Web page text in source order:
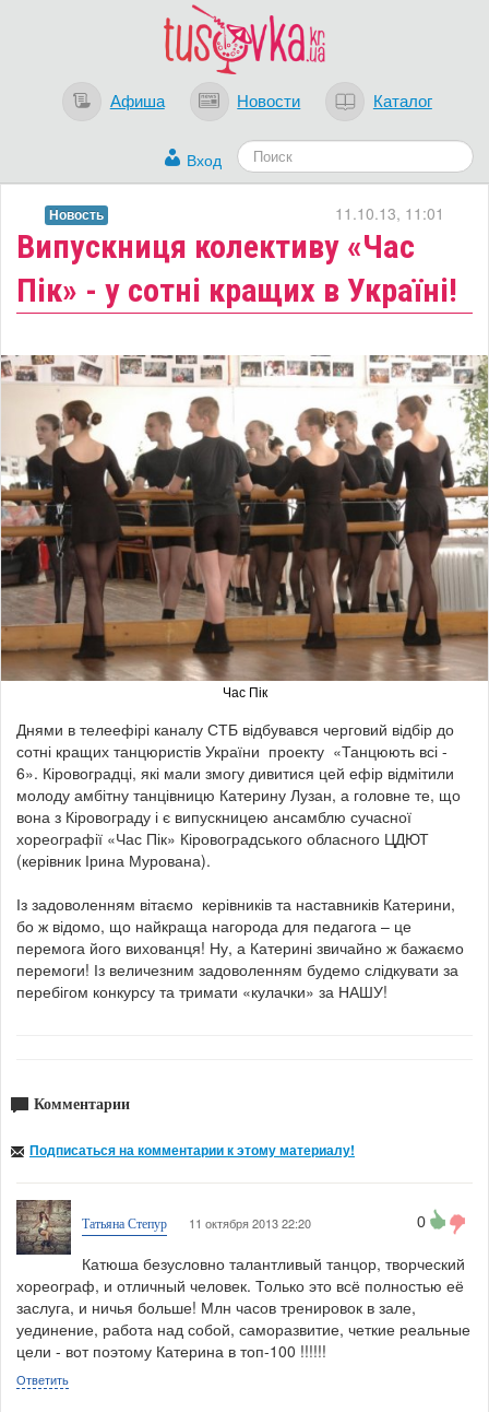
Афиша Новости Каталог
Вход
Випускниця колективу «Час
Пік» - у сотні кращих в Україні!
11.10.13, 11:01
Новость
Час Пік
Днями в телеефірі каналу СТБ відбувався черговий відбір до
сотні кращих танцюристів України проекту «Танцюють всі -
6». Кіровоградці, які мали змогу дивитися цей ефір відмітили
молоду амбітну танцівницю Катерину Лузан, а головне те, що
вона з Кіровограду і є випускницею ансамблю сучасної
хореографії «Час Пік» Кіровоградського обласного ЦДЮТ
(керівник Ірина Мурована).
Із задоволенням вітаємо керівників та наставників Катерини,
бо ж відомо, що найкраща нагорода для педагога – це
перемога його вихованця! Ну, а Катерині звичайно ж бажаємо
перемоги! Із величезним задоволенням будемо слідкувати за
перебігом конкурсу та тримати «кулачки» за НАШУ!
Комментарии
Подписаться на комментарии к этому материалу!
Татьяна Степур 11 октября 2013 22:20 0
Катюша безусловно талантливый танцор, творческий
хореограф, и отличный человек. Только это всё полностью её
заслуга, и ничья больше! Млн часов тренировок в зале,
уединение, работа над собой, саморазвитие, четкие реальные
цели - вот поэтому Катерина в топ-100 !!!!!!
Ответить